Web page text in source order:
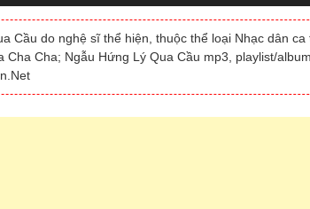
Cầu do nghệ sĩ thể hiện, thuộc thể loại Nhạc dân
Cha; Ngẫu Hứng Lý Qua Cầu mp3, playlist/